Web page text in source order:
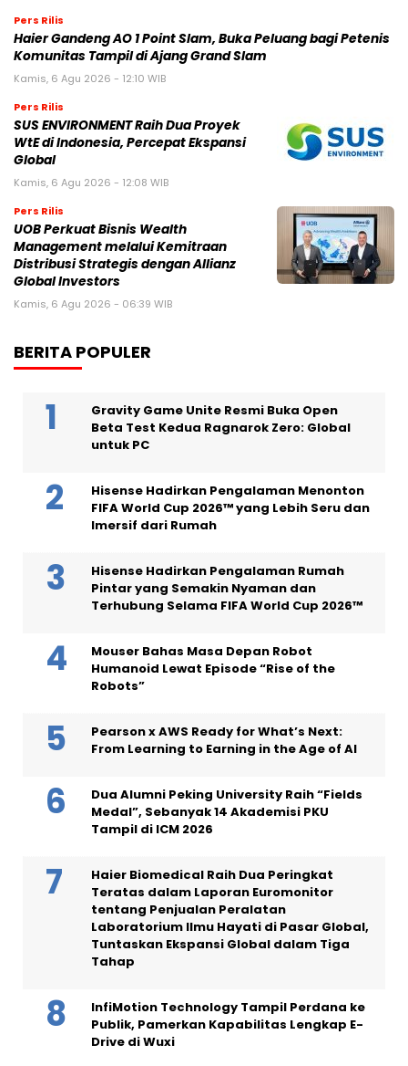
Pers Rilis
Haier Gandeng AO 1 Point Slam, Buka Peluang bagi Petenis
Komunitas Tampil di Ajang Grand Slam
Kamis, 6 Agu 2026 - 12:10 WIB
Pers Rilis
SUS ENVIRONMENT Raih Dua Proyek
WtE di Indonesia, Percepat Ekspansi
Global
Kamis, 6 Agu 2026 - 12:08 WIB
Pers Rilis
UOB Perkuat Bisnis Wealth
Management melalui Kemitraan
Distribusi Strategis dengan Allianz
Global Investors
Kamis, 6 Agu 2026 - 06:39 WIB
BERITA POPULER
Gravity Game Unite Resmi Buka Open
Beta Test Kedua Ragnarok Zero: Global
untuk PC
Hisense Hadirkan Pengalaman Menonton
FIFA World Cup 2026™ yang Lebih Seru dan
Imersif dari Rumah
Hisense Hadirkan Pengalaman Rumah
Pintar yang Semakin Nyaman dan
Terhubung Selama FIFA World Cup 2026™
Mouser Bahas Masa Depan Robot
Humanoid Lewat Episode “Rise of the
Robots”
Pearson x AWS Ready for What’s Next:
From Learning to Earning in the Age of AI
Dua Alumni Peking University Raih “Fields
Medal”, Sebanyak 14 Akademisi PKU
Tampil di ICM 2026
Haier Biomedical Raih Dua Peringkat
Teratas dalam Laporan Euromonitor
tentang Penjualan Peralatan
Laboratorium Ilmu Hayati di Pasar Global,
Tuntaskan Ekspansi Global dalam Tiga
Tahap
InfiMotion Technology Tampil Perdana ke
Publik, Pamerkan Kapabilitas Lengkap E-
Drive di Wuxi